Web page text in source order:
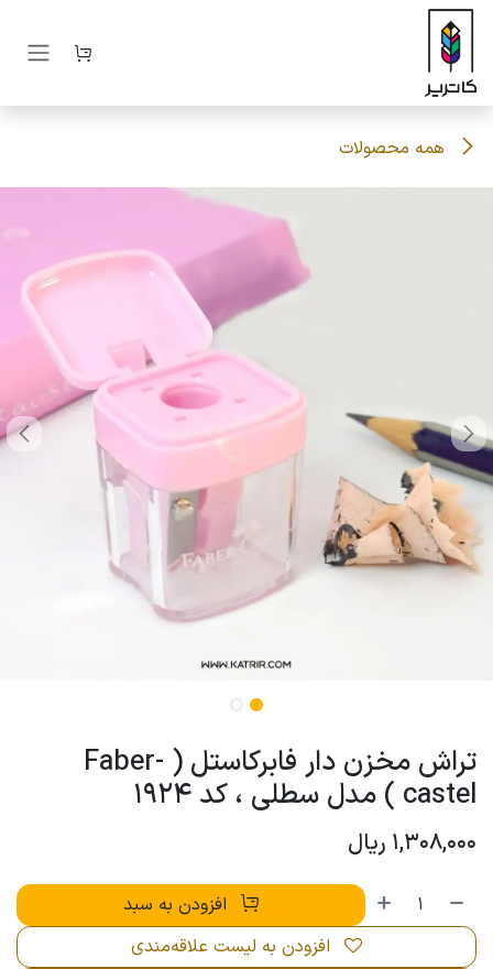
صرف نظر و مشاهده محتوا
همه محصولات
تراش مخزن دار فابرکاستل ( Faber-
castel ) مدل سطلی ، کد 1924
1,308,000 ریال
افزودن به سبد
افزودن به لیست علاقه‌مندی